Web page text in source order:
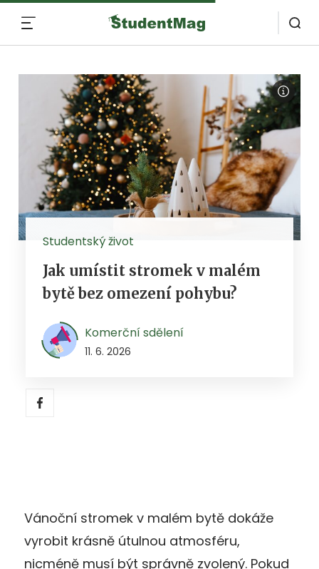
Studentský život
Jak umístit stromek v malém
bytě bez omezení pohybu?
Komerční sdělení
11. 6. 2026
Vánoční stromek v malém bytě dokáže
vyrobit krásně útulnou atmosféru,
nicméně musí být správně zvolený. Pokud